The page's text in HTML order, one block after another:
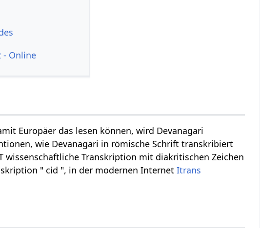
- Online
Europäer das lesen können, wird Devanagari
wie Devanagari in römische Schrift transkribiert
wissenschaftliche Transkription mit diakritischen Zeichen
" cid ", in der modernen InternetItrans